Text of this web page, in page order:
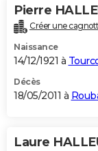
Pierre
Créer une
Naissance
14/12/1921 à
Décès
18/05/2011 à
Laure